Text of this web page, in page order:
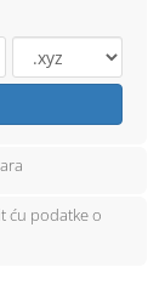
ću podatke o